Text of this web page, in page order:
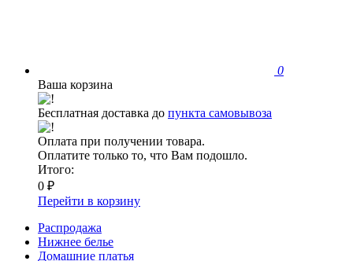
0
Ваша корзина
Бесплатная доставка до пункта самовывоза
Оплата при получении товара.
Оплатите только то, что Вам подошло.
Итого:
0 ₽
Перейти в корзину
Распродажа
Нижнее белье
Домашние платья